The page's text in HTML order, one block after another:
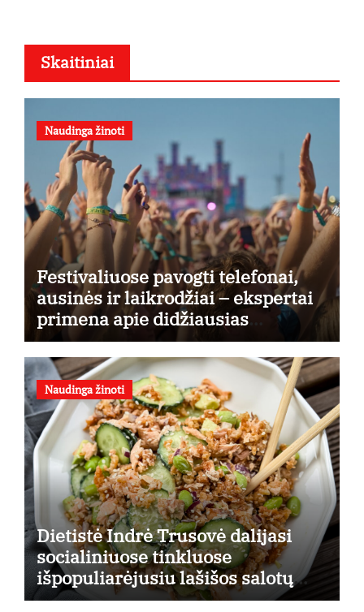
Skaitiniai
Naudinga žinoti
Festivaliuose pavogti telefonai,
ausinės ir laikrodžiai – ekspertai
primena apie didžiausias
finansines rizikas
Naudinga žinoti
Dietistė Indrė Trusovė dalijasi
socialiniuose tinkluose
išpopuliarėjusiu lašišos salotų
receptu